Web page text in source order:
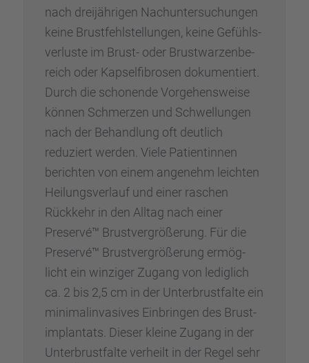
nach dreijäh­ri­gen Nachun­ter­su­chun­gen
keine Brust­fehl­stel­lun­gen, keine Gefühls­
ver­luste im Brust- oder Brust­war­zen­be­
reich oder Kapsel­fi­bro­sen dokumen­tiert.
Durch die schonende Vorge­hens­weise
können Schmer­zen und Schwel­lun­gen
nach der Behand­lung oft deutlich
reduziert werden. Viele Patien­tin­nen
berich­ten von einem angenehm leich­ten
Heilungs­ver­lauf und einer raschen
Rückkehr in den Alltag nach einer
Preservé™ Brust­ver­grö­ße­rung. Für die
Preservé™ Brust­ver­grö­ße­rung ermög­
licht ein winzi­ger Zugang von ledig­lich
ca. 2 bis 2,5 cm in der Unter­brust­falte ein
minimal­in­va­si­ves Einbrin­gen des Brust­
im­plan­tats. Dieser kleine Zugang in der
Unter­brust­falte verheilt in der Regel sehr